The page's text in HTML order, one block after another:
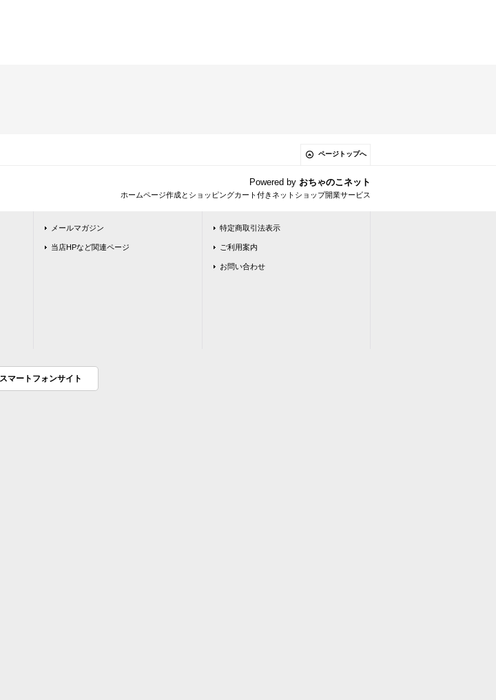
ページトップへ
Powered by おちゃのこネット
ホームページ作成とショッピングカート付きネットショップ開業サービス
メールマガジン
当店HPなど関連ページ
特定商取引法表示
ご利用案内
お問い合わせ
スマートフォンサイト